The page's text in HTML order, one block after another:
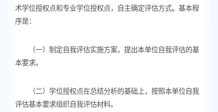
术学位授权点和专业学位授权点，自主确定评估方式。基本程
序是：
（一）制定自我评估实施方案，提出本单位自我评估的基
本要求。
（二）学位授权点在总结分析的基础上，按照本单位自我
评估基本要求组织自我评估材料。